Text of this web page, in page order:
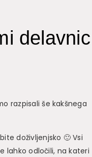
delavnic
razpisali še kakšnega
doživljenjsko 🙂 Vsi
lahko odločili, na kateri